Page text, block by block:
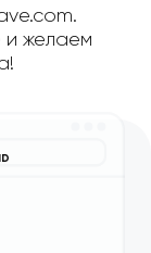
и желаем